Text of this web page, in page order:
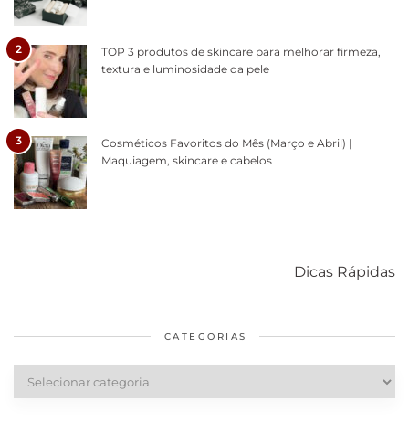
2
TOP 3 produtos de skincare para melhorar firmeza,
textura e luminosidade da pele
3
Cosméticos Favoritos do Mês (Março e Abril) |
Maquiagem, skincare e cabelos
Dicas Rápidas
diários
cabelos
CATEGORIAS